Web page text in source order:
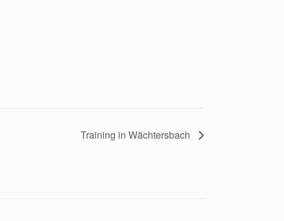
Training in Wächtersbach